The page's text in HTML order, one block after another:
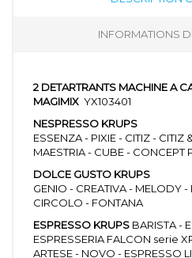
INFORMATIONS
2 DETARTRANTS MACHINE A
MAGIMIX YX103401
NESPRESSO KRUPS
ESSENZA - PIXIE - CITIZ - CITIZ
MAESTRIA - CUBE - CONCEPT
DOLCE GUSTO KRUPS
GENIO - CREATIVA - MELODY
CIRCOLO - FONTANA
ESPRESSO KRUPS BARISTA -
ESPRESSERIA FALCON serie
ARTESE - NOVO - ESPRESSO